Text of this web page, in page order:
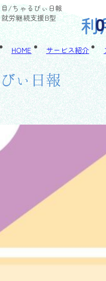
労継続支援B型
HOME サービス紹介
/ちゃるびぃ日報
利
ぃ日報